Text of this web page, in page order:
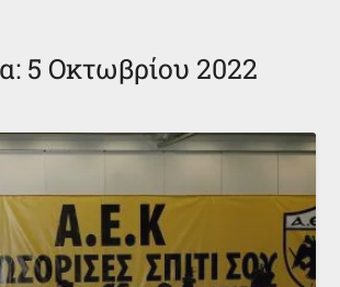
5 Οκτωβρίου 2022